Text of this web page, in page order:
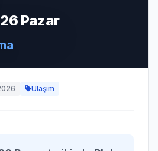
Pazar
Ulaşım